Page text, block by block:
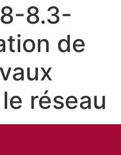
8.3-
de
réseau